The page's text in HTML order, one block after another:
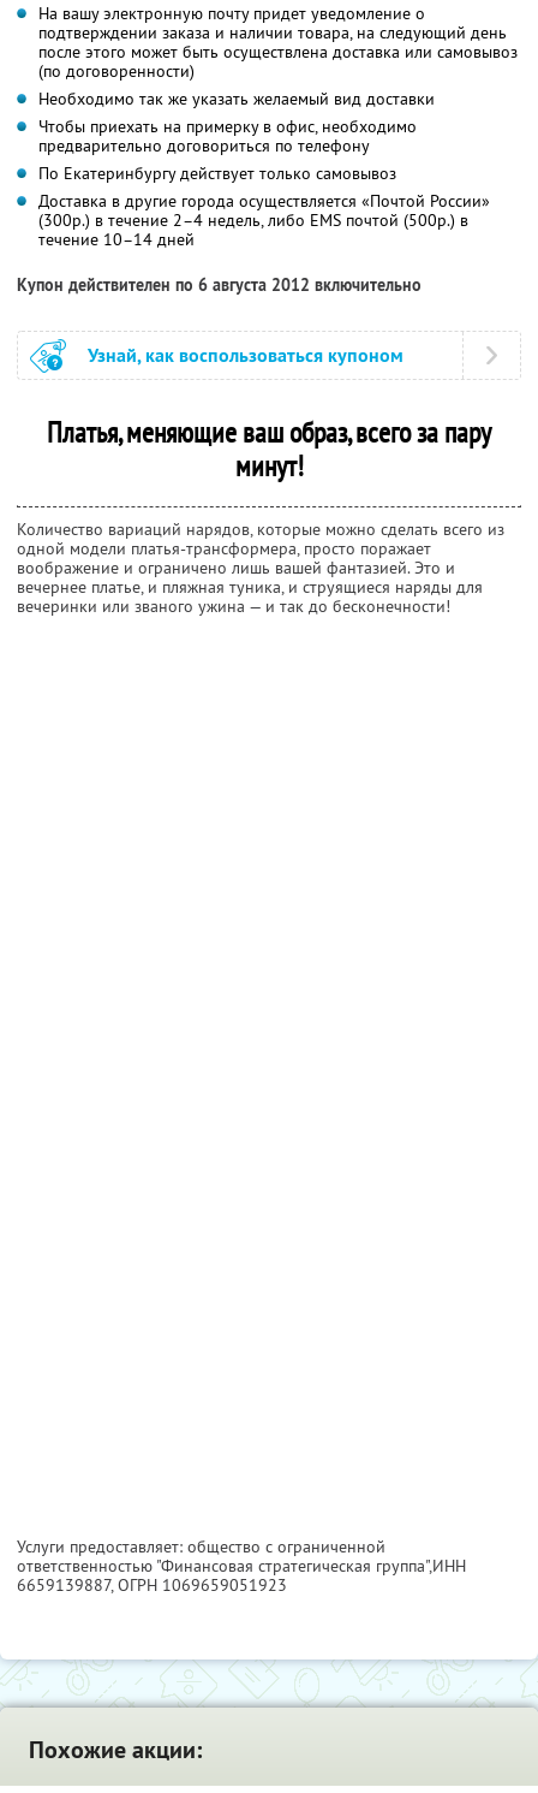
На вашу электронную почту придет уведомление о
подтверждении заказа и наличии товара, на следующий день
после этого может быть осуществлена доставка или самовывоз
(по договоренности)
Необходимо так же указать желаемый вид доставки
Чтобы приехать на примерку в офис, необходимо
предварительно договориться по телефону
По Екатеринбургу действует только самовывоз
Доставка в другие города осуществляется «Почтой России»
(300р.) в течение 2–4 недель, либо EMS почтой (500р.) в
течение 10–14 дней
Купон действителен по 6 августа 2012 включительно
Узнай, как воспользоваться купоном
Платья, меняющие ваш образ, всего за пару
минут!
Количество вариаций нарядов, которые можно сделать всего из
одной модели платья-трансформера, просто поражает
воображение и ограничено лишь вашей фантазией. Это и
вечернее платье, и пляжная туника, и струящиеся наряды для
вечеринки или званого ужина — и так до бесконечности!
Услуги предоставляет: общество с ограниченной
ответственностью "Финансовая стратегическая группа",ИНН
6659139887, ОГРН 1069659051923
Похожие акции: